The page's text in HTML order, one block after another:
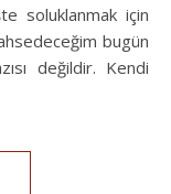
soluklanmak için
bugün
değildir. Kendi